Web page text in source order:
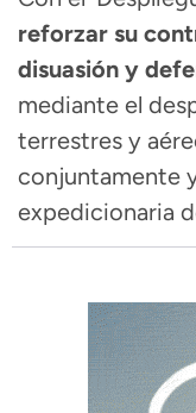
reforzar su
disuasión y
mediante el
terrestres y
conjuntamente
expedicionaria